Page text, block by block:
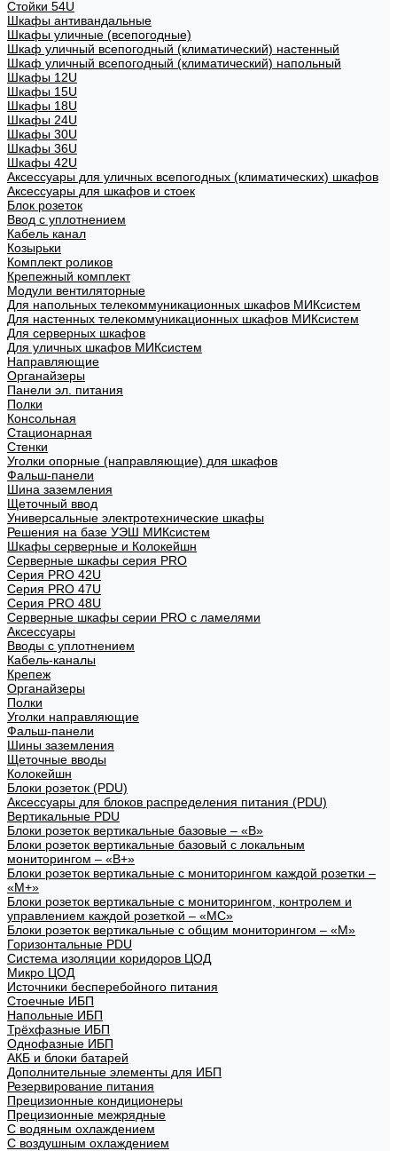
Стойки 54U
Шкафы антивандальные
Шкафы уличные (всепогодные)
Шкаф уличный всепогодный (климатический) настенный
Шкаф уличный всепогодный (климатический) напольный
Шкафы 12U
Шкафы 15U
Шкафы 18U
Шкафы 24U
Шкафы 30U
Шкафы 36U
Шкафы 42U
Аксессуары для уличных всепогодных (климатических) шкафов
Аксессуары для шкафов и стоек
Блок розеток
Ввод с уплотнением
Кабель канал
Козырьки
Комплект роликов
Крепежный комплект
Модули вентиляторные
Для напольных телекоммуникационных шкафов МИКсистем
Для настенных телекоммуникационных шкафов МИКсистем
Для серверных шкафов
Для уличных шкафов МИКсистем
Направляющие
Органайзеры
Панели эл. питания
Полки
Консольная
Стационарная
Стенки
Уголки опорные (направляющие) для шкафов
Фальш-панели
Шина заземления
Щеточный ввод
Универсальные электротехнические шкафы
Решения на базе УЭШ МИКсистем
Шкафы серверные и Колокейшн
Серверные шкафы серия PRO
Серия PRO 42U
Серия PRO 47U
Серия PRO 48U
Серверные шкафы серии PRO с ламелями
Аксессуары
Вводы с уплотнением
Кабель-каналы
Крепеж
Органайзеры
Полки
Уголки направляющие
Фальш-панели
Шины заземления
Щеточные вводы
Колокейшн
Блоки розеток (PDU)
Аксессуары для блоков распределения питания (PDU)
Вертикальные PDU
Блоки розеток вертикальные базовые – «В»
Блоки розеток вертикальные базовый с локальным
мониторингом – «В+»
Блоки розеток вертикальные с мониторингом каждой розетки –
«М+»
Блоки розеток вертикальные с мониторингом, контролем и
управлением каждой розеткой – «МС»
Блоки розеток вертикальные с общим мониторингом – «М»
Горизонтальные PDU
Система изоляции коридоров ЦОД
Микро ЦОД
Источники бесперебойного питания
Стоечные ИБП
Напольные ИБП
Трёхфазные ИБП
Однофазные ИБП
АКБ и блоки батарей
Дополнительные элементы для ИБП
Резервирование питания
Прецизионные кондиционеры
Прецизионные межрядные
С водяным охлаждением
С воздушным охлаждением